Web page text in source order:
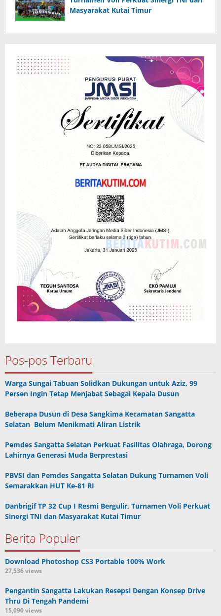
Masyarakat Kutai Timur
Pos-pos Terbaru
Warga Sungai Tabuan Solidkan Dukungan untuk Aziz, 99
Persen Ingin Tetap Menjabat Sebagai Kepala Dusun
Beberapa Dusun di Desa Sangkima Kecamatan Sangatta
Selatan Belum Menikmati Aliran Listrik
Pemdes Sangatta Selatan Perkuat Fasilitas Olahraga, Dorong
Lahirnya Generasi Muda Berprestasi
PBVSI dan Pemdes Sangatta Selatan Dukung Turnamen Voli
Semarakkan HUT Ke-81 RI
Danbrigif TP 32 Cup I Resmi Bergulir, Turnamen Voli Perkuat
Sinergi TNI dan Masyarakat Kutai Timur
Berita Populer
Download Photoshop CS3 Portable 100% Work
27,536 views
Pengantin Sangatta Lakukan Resepsi Dengan Konsep Drive
Thru Di Tengah Pandemi
15,090 views